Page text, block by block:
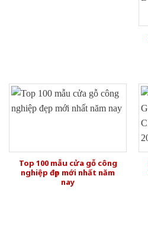
Top 100 mẫu cửa gỗ công
nghiệp đẹp mới nhất năm
nay